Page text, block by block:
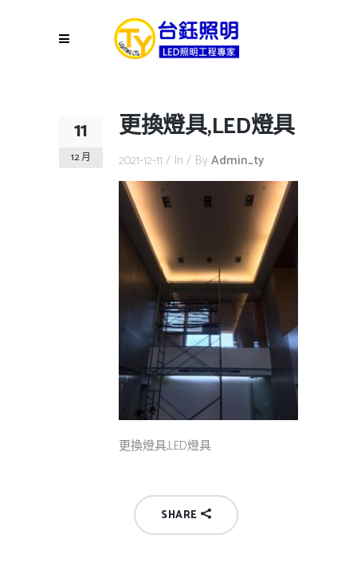
11
12 月
更換燈具,LED燈具
2021-12-11 In By Admin_ty
更換燈具,LED燈具
SHARE